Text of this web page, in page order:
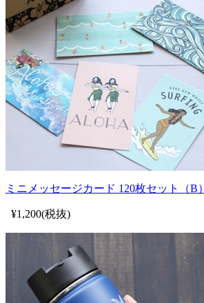
ミニメッセージカード 120枚セット（B）
¥1,200(税抜)